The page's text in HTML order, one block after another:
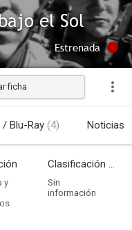
el Sol
Estrenada
ficha
/ Blu-Ray (4) Noticias
y
Clasificación por edades
Sin
información